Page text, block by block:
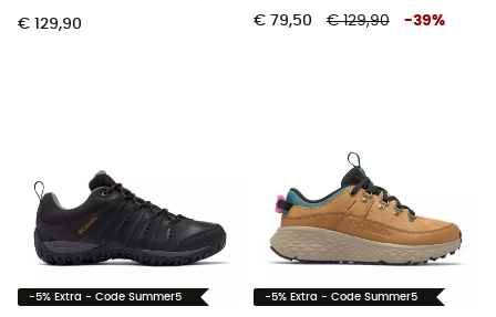
€ 129,90 € 79,50 € 129,90 -39%
-5% Extra - Code Summer5 -5% Extra - Code Summer5